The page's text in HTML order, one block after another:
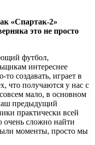
«Спартак-2»
это не просто
футбол,
интереснее
то создавать, играет в
что получаются у нас с
мало, в основном
предыдущий
практически всей
очень сложно найти
моменты, просто мы